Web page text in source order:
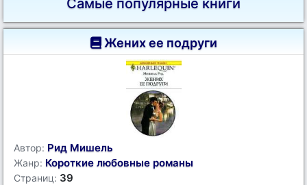
Самые популярные книги
Жених ее подруги
Автор: Рид Мишель
Жанр: Короткие любовные романы
Страниц: 39